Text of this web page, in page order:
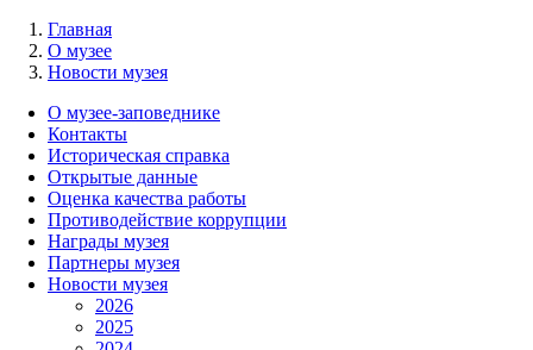
Главная
О музее
Новости музея
О музее-заповеднике
Контакты
Историческая справка
Открытые данные
Оценка качества работы
Противодействие коррупции
Награды музея
Партнеры музея
Новости музея
2026
2025